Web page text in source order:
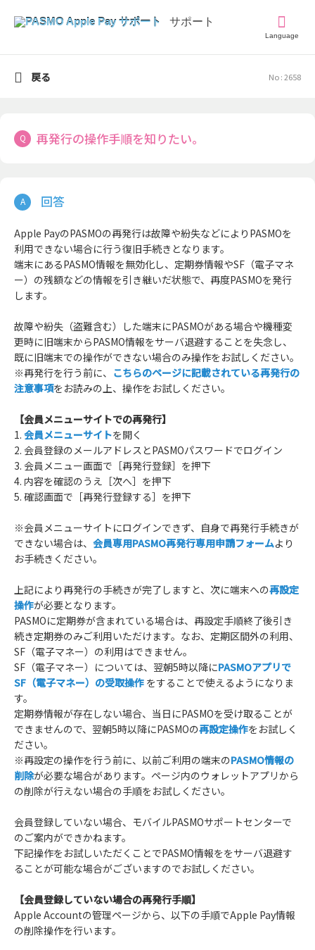
Language
No : 2658
再発行の操作手順を知りたい。
Apple PayのPASMOの再発行は故障や紛失などによりPASMOを
利用できない場合に行う復旧手続きとなります。
端末にあるPASMO情報を無効化し、定期券情報やSF（電子マネ
ー）の残額などの情報を引き継いだ状態で、再度PASMOを発行
します。
故障や紛失（盗難含む）した端末にPASMOがある場合や機種変
更時に旧端末からPASMO情報をサーバ退避することを失念し、
既に旧端末での操作ができない場合のみ操作をお試しください。
※再発行を行う前に、 こちらのページに記載されている再発行の
注意事項をお読みの上、操作をお試しください。
【会員メニューサイトでの再発行】
1. 会員メニューサイトを開く
2. 会員登録のメールアドレスとPASMOパスワードでログイン
3. 会員メニュー画面で［再発行登録］を押下
4. 内容を確認のうえ［次へ］を押下
5. 確認画面で［再発行登録する］を押下
※会員メニューサイトにログインできず、自身で再発行手続きが
できない場合は、 会員専用PASMO再発行専用申請フォームより
お手続きください。
上記により再発行の手続きが完了しますと、次に端末への再設定
操作が必要となります。
PASMOに定期券が含まれている場合は、再設定手順終了後引き
続き定期券のみご利用いただけます。なお、定期区間外の利用、
SF（電子マネー）の利用はできません。
SF（電子マネー）については、翌朝5時以降にPASMOアプリで
SF（電子マネー）の受取操作 をすることで使えるようになりま
す。
定期券情報が存在しない場合、当日にPASMOを受け取ることが
できませんので、翌朝5時以降にPASMOの再設定操作をお試しく
ださい。
※再設定の操作を行う前に、以前ご利用の端末のPASMO情報の
削除が必要な場合があります。ページ内のウォレットアプリから
の削除が行えない場合の手順をお試しください。
会員登録していない場合、モバイルPASMOサポートセンターで
のご案内ができかねます。
下記操作をお試しいただくことでPASMO情報ををサーバ退避す
ることが可能な場合がございますのでお試しください。
【会員登録していない場合の再発行手順】
Apple Accountの管理ページから、以下の手順でApple Pay情報
の削除操作を行います。
戻る